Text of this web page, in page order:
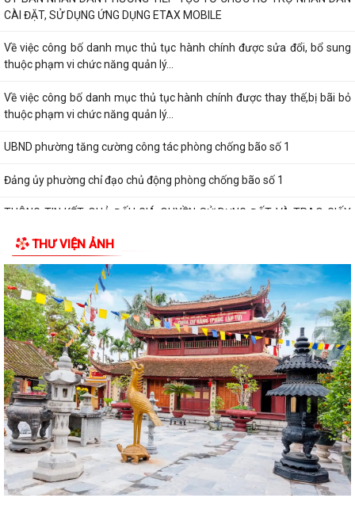
CÀI ĐẶT, SỬ DỤNG ỨNG DỤNG ETAX MOBILE
Về việc công bố danh mục thủ tục hành chính được sửa đổi, bổ sung
thuộc phạm vi chức năng quản lý...
Về việc công bố danh mục thủ tục hành chính được thay thế,bị bãi bỏ
thuộc phạm vi chức năng quản lý...
UBND phường tăng cường công tác phòng chống bão số 1
Đảng ủy phường chỉ đạo chủ động phòng chống bão số 1
THÔNG TIN KẾT QUẢ ĐẤU GIÁ QUYỀN SỬ DỤNG ĐẤT VÀ TRAO GIẤY
THÔNG BÁO Về việc công khai số điện thoại đường dây nóng và trang
thông tin tiếp nhận kiến nghị,...
ẤM ÁP CHƯƠNG TRÌNH THĂM, TẶNG QUÀ NHÂN KỶ NIỆM 25 NĂM
NGÀY GIA ĐÌNH VIỆT NAM (28/6/2001 – 28/6/2026)
HỘI CỰU CHIẾN BINH, HỘI LHPN PHƯỜNG HƯNG ĐẠO DỌN VỆ SINH
NGHĨA TRANG LIỆT SĨ
HỘI ĐỒNG NHÂN DÂN PHƯỜNG HƯNG ĐẠO TỔ CHỨC KỲ HỌP THỨ 2
(KỲ HỌP THƯỜNG LỆ GIỮA NĂM) NĂM 2026
Đảng ủy phường Hưng Đạo đạt nhiều kết quả tích cực trong 6 tháng
đầu năm 2026
THƯ VIỆN ẢNH